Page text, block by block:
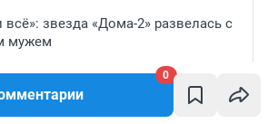
0
всё»: звезда «Дома-2» развелась с
мужем
3